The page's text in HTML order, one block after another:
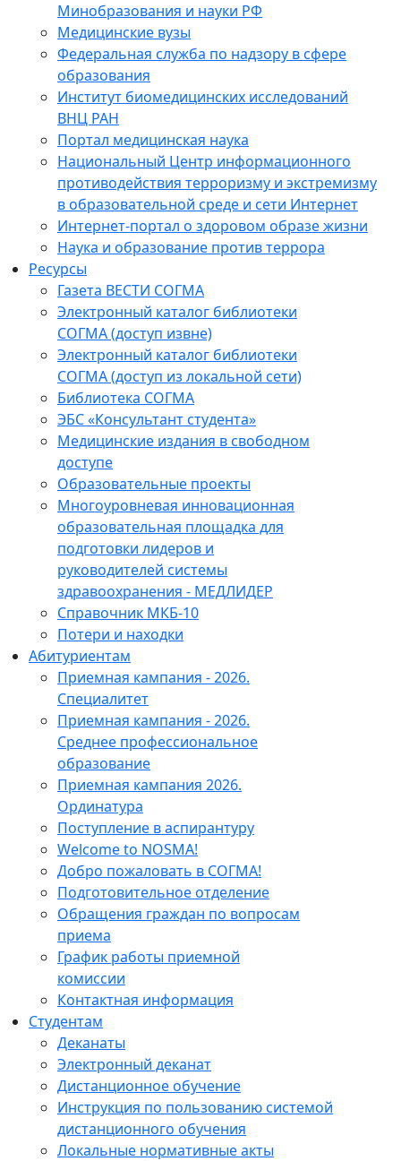
Минобразования и науки РФ
Медицинские вузы
Федеральная служба по надзору в сфере
образования
Институт биомедицинских исследований
ВНЦ РАН
Портал медицинская наука
Национальный Центр информационного
противодействия терроризму и экстремизму
в образовательной среде и сети Интернет
Интернет-портал о здоровом образе жизни
Наука и образование против террора
Ресурсы
Газета ВЕСТИ СОГМА
Электронный каталог библиотеки
СОГМА (доступ извне)
Электронный каталог библиотеки
СОГМА (доступ из локальной сети)
Библиотека СОГМА
ЭБС «Консультант студента»
Медицинские издания в свободном
доступе
Образовательные проекты
Многоуровневая инновационная
образовательная площадка для
подготовки лидеров и
руководителей системы
здравоохранения - МЕДЛИДЕР
Справочник МКБ-10
Потери и находки
Абитуриентам
Приемная кампания - 2026.
Специалитет
Приемная кампания - 2026.
Среднее профессиональное
образование
Приемная кампания 2026.
Ординатура
Поступление в аспирантуру
Welcome to NOSMA!
Добро пожаловать в СОГМА!
Подготовительное отделение
Обращения граждан по вопросам
приема
График работы приемной
комиссии
Контактная информация
Студентам
Деканаты
Электронный деканат
Дистанционное обучение
Инструкция по пользованию системой
дистанционного обучения
Локальные нормативные акты